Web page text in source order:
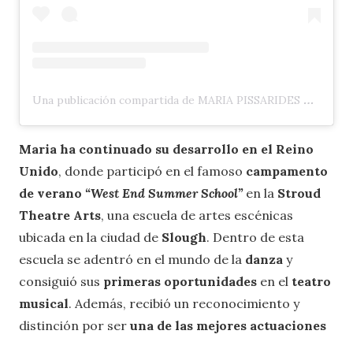
Una publicación compartida de MARIA PISSARIDES 🇬🇧 🇨🇾 (@maria_pissarides)
Maria ha continuado su desarrollo en el Reino
Unido, donde participó en el famoso campamento
de verano “West End Summer School” en la Stroud
Theatre Arts, una escuela de artes escénicas
ubicada en la ciudad de Slough. Dentro de esta
escuela se adentró en el mundo de la danza y
consiguió sus primeras oportunidades en el teatro
musical. Además, recibió un reconocimiento y
distinción por ser una de las mejores actuaciones